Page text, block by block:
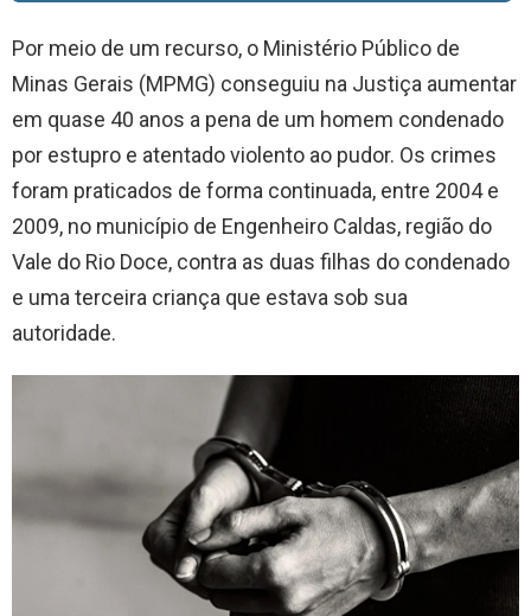
Por meio de um recurso, o Ministério Público de
Minas Gerais (MPMG) conseguiu na Justiça aumentar
em quase 40 anos a pena de um homem condenado
por estupro e atentado violento ao pudor. Os crimes
foram praticados de forma continuada, entre 2004 e
2009, no município de Engenheiro Caldas, região do
Vale do Rio Doce, contra as duas filhas do condenado
e uma terceira criança que estava sob sua
autoridade.